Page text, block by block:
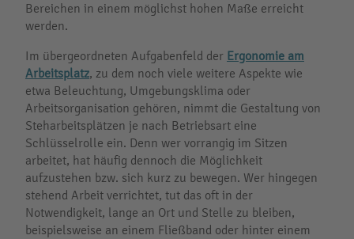
Bereichen in einem möglichst hohen Maße erreicht
werden.
Im übergeordneten Aufgabenfeld der Ergonomie am
Arbeitsplatz, zu dem noch viele weitere Aspekte wie
etwa Beleuchtung, Umgebungsklima oder
Arbeitsorganisation gehören, nimmt die Gestaltung von
Steharbeitsplätzen je nach Betriebsart eine
Schlüsselrolle ein. Denn wer vorrangig im Sitzen
arbeitet, hat häufig dennoch die Möglichkeit
aufzustehen bzw. sich kurz zu bewegen. Wer hingegen
stehend Arbeit verrichtet, tut das oft in der
Notwendigkeit, lange an Ort und Stelle zu bleiben,
beispielsweise an einem Fließband oder hinter einem